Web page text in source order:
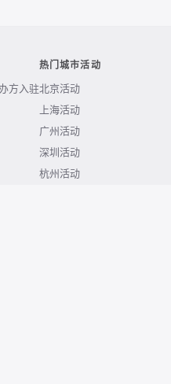
方入驻
热门城市活动
北京活动
上海活动
广州活动
深圳活动
杭州活动